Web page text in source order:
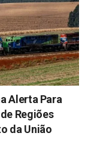
Alerta Para
Regiões
da União